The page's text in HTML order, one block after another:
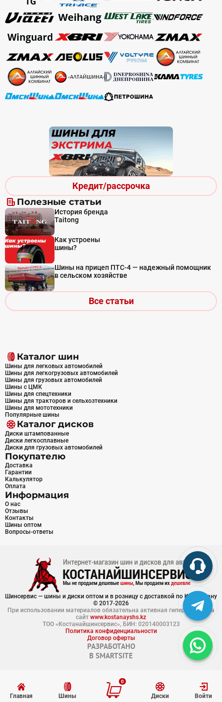
Главная Шины
0
Диски Войти
Кредит/рассрочка
Полезные статьи
История бренда
Taitong
Как устроены
шины?
Шины на прицеп ПТС-4 — надежный помощник
в сельском хозяйстве
Все статьи
Каталог шин
Шины для легковых автомобилей
Шины для легкогрузовых автомобилей
Шины для грузовых автомобилей
Шины с ЦМК
Шины для спецтехники
Шины для тракторов и сельхозтехники
Шины для мототехники
Популярные шины
Каталог дисков
Диски штампованные
Диски легкосплавные
Диски для грузовых автомобилей
Покупателю
Доставка
Гарантии
Калькулятор
Оплата
Информация
О нас
Отзывы
Контакты
Шины оптом
Вопросы-ответы
Шинсервис — шины и диски оптом и в розницу с доставкой по Казахстану
© 2017-2026
При использовании материалов обязательна активная гиперссылка на
сайт www.kostanayshs.kz
ТОО «Костанайшинсервис», БИН: 020140003123
Политика конфиденциальности
Договор оферты
РАЗРАБОТАНО
В SMARTSITE